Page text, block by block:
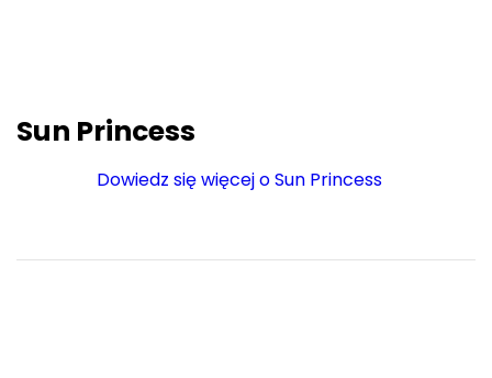
Sun Princess
Dowiedz się więcej o Sun Princess